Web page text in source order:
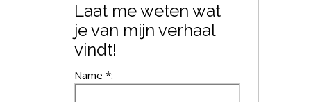
Laat me weten wat
je van mijn verhaal
vindt!
Name *: